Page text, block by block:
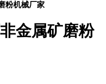
粉机械厂家
金属矿磨粉